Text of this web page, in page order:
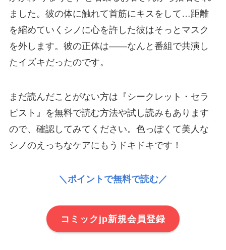
ました。彼の体に触れて首筋にキスをして…距離
を縮めていくシノに心を許した彼はそっとマスク
を外します。彼の正体は――なんと番組で共演し
たイズキだったのです。
まだ読んだことがない方は『シークレット・セラ
ピスト』を無料で読む方法や試し読みもあります
ので、確認してみてください。色っぽくて美人な
シノのえっちなケアにもうドキドキです！
＼ポイントで無料で読む／
コミックjp新規会員登録